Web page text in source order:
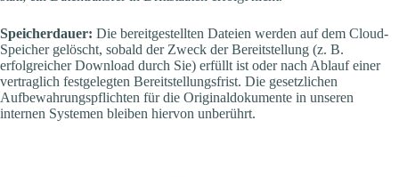
Speicherdauer: Die bereitgestellten Dateien werden auf dem Cloud-
Speicher gelöscht, sobald der Zweck der Bereitstellung (z. B.
erfolgreicher Download durch Sie) erfüllt ist oder nach Ablauf einer
vertraglich festgelegten Bereitstellungsfrist. Die gesetzlichen
Aufbewahrungspflichten für die Originaldokumente in unseren
internen Systemen bleiben hiervon unberührt.